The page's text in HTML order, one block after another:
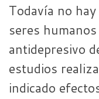
Todavía no
seres
antidepresivo
estudios
indicado